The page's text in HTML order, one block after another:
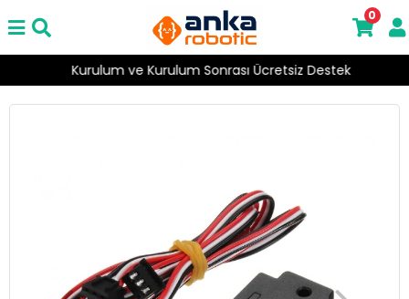
Kurulum ve Kurulum Sonrası Ücretsiz Destek
0